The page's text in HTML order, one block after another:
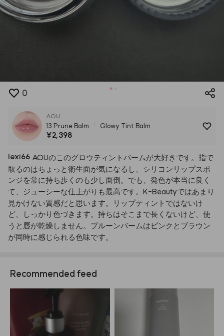
0
AOU
13 Prune Balm Glowy Tint Balm
¥2,398
lexi66 AOUのこのグロウティントバームが大好きです。指で
取るのはちょっと衛生面が気になるし、シリコンリップスポ
ンジを常に持ち歩くのも少し面倒。でも、発色が本当に良く
て、ジューシーな仕上がりも最高です。K-Beautyではあまり
見かけない質感だと思います。リップティントではないけ
ど、しっかり色づきます。持ちはそこまで長くないけど、使
うと唇が乾燥しません。プルーンバームはピンクとブラウン
が同時に感じられる色味です。
Recommended feed